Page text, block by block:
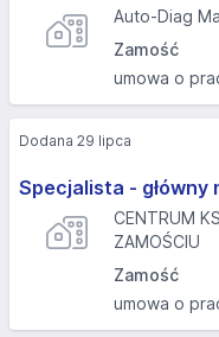
Auto-Diag
Zamość
umowa o
Specjalista - główny
CENTRUM
ZAMOŚCIU
Zamość
umowa o
Dodana 29 lipca